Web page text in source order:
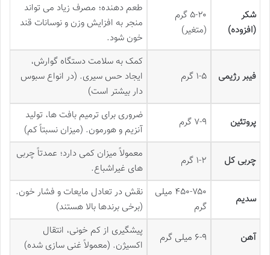
شکر
(افزوده)
۵-۲۰ گرم
(متغیر)
طعم دهنده؛ مصرف زیاد می تواند
منجر به افزایش وزن و نوسانات قند
خون شود.
فیبر رژیمی ۱-۵ گرم
کمک به سلامت دستگاه گوارش،
ایجاد حس سیری. (در انواع سبوس
دار بیشتر است)
پروتئین ۷-۹ گرم
ضروری برای ترمیم بافت ها، تولید
آنزیم و هورمون. (میزان نسبتاً کم)
چربی کل ۱-۲ گرم
معمولاً میزان کمی دارد؛ عمدتاً چربی
های غیراشباع.
سدیم
۴۵۰-۷۵۰ میلی
گرم
نقش در تعادل مایعات و فشار خون.
(برخی برندها بالا هستند)
آهن ۶-۹ میلی گرم
پیشگیری از کم خونی، انتقال
اکسیژن. (معمولاً غنی سازی شده)